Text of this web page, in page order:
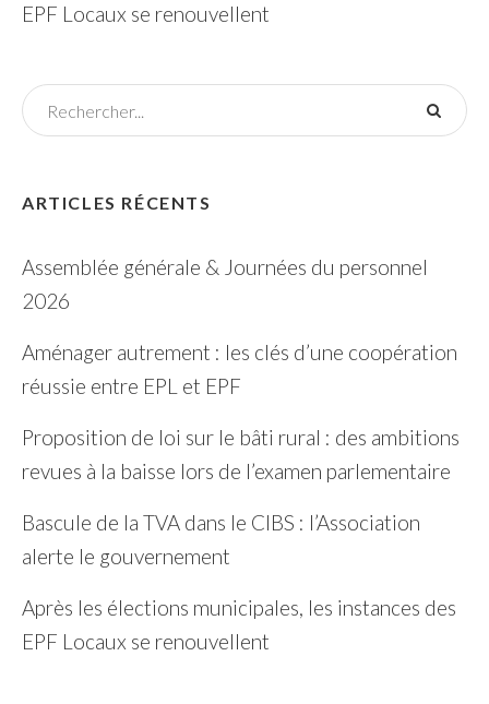
EPF Locaux se renouvellent
ARTICLES RÉCENTS
Assemblée générale & Journées du personnel
2026
Aménager autrement : les clés d’une coopération
réussie entre EPL et EPF
Proposition de loi sur le bâti rural : des ambitions
revues à la baisse lors de l’examen parlementaire
Bascule de la TVA dans le CIBS : l’Association
alerte le gouvernement
Après les élections municipales, les instances des
EPF Locaux se renouvellent